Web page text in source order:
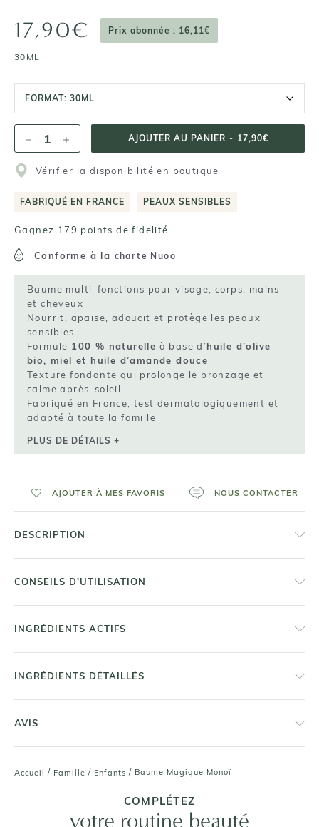
Accueil / Famille / Enfants / Baume Magique Monoï
17,90€ Prix abonnée : 16,11€
30ML
FORMAT: 30ML
AJOUTER AU PANIER - 17,90€
Vérifier la disponibilité en boutique
FABRIQUÉ EN FRANCE PEAUX SENSIBLES
Gagnez 179 points de fidelité
Conforme à la charte Nuoo
Baume multi-fonctions pour visage, corps, mains
et cheveux
Nourrit, apaise, adoucit et protège les peaux
sensibles
Formule 100 % naturelle à base d’huile d’olive
bio, miel et huile d’amande douce
Texture fondante qui prolonge le bronzage et
calme après-soleil
Fabriqué en France, test dermatologiquement et
adapté à toute la famille
PLUS DE DÉTAILS +
AJOUTER À MES FAVORIS NOUS CONTACTER
DESCRIPTION
CONSEILS D'UTILISATION
INGRÉDIENTS ACTIFS
INGRÉDIENTS DÉTAILLÉS
AVIS
COMPLÉTEZ
votre routine beauté